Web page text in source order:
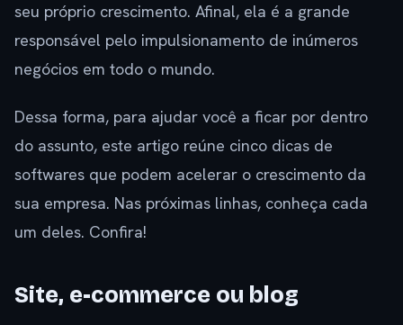
seu próprio crescimento. Afinal, ela é a grande
responsável pelo impulsionamento de inúmeros
negócios em todo o mundo.
Dessa forma, para ajudar você a ficar por dentro
do assunto, este artigo reúne cinco dicas de
softwares que podem acelerar o crescimento da
sua empresa. Nas próximas linhas, conheça cada
um deles. Confira!
Site, e-commerce ou blog